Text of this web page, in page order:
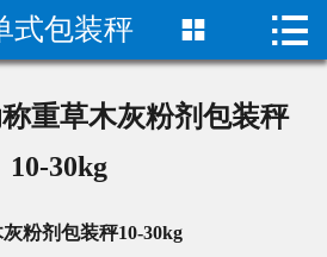
 首页
式包装秤  
重草木灰粉剂包装秤
10-30kg
粉剂包装秤10-30kg